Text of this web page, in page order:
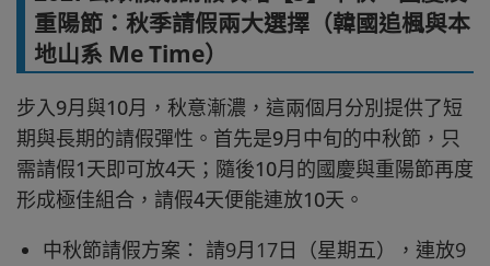
重陽節：秋季請假兩大選擇（韓國追楓與本
地山系 Me Time）
步入9月與10月，秋意漸濃，這兩個月分別提供了短
期與長期的請假彈性。首先是9月中旬的中秋節，只
需請假1天即可放4天；隨後10月的國慶與重陽節再度
形成極佳組合，請假4天便能連放10天。
中秋節請假方案： 請9月17日（星期五），連放9